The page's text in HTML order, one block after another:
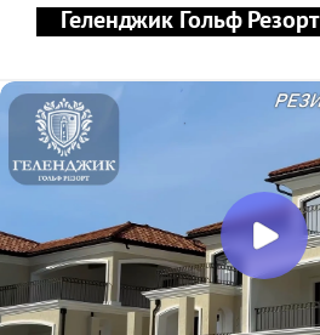
Геленджик Гольф Резорт